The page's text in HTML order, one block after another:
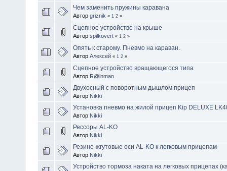
Чем заменить пружины каравана
Автор griznik « 1 2 »
Сцепное устройство на крыше
Автор spilkovert « 1 2 »
Опять к старому. Пневмо на караван.
Автор Алексей « 1 2 »
Сцепное устройство вращающегося типа
Автор R@inman
Двухосный с поворотным дышлом прицеп
Автор Nikki
Установка пневмо на жилой прицеп Kip DELUXE
Автор Nikki
Рессоры AL-KO
Автор Nikki
Резино-жгутовые оси AL-KO к легковым прицепам
Автор Nikki
Устройство тормоза наката на легковых прицепах